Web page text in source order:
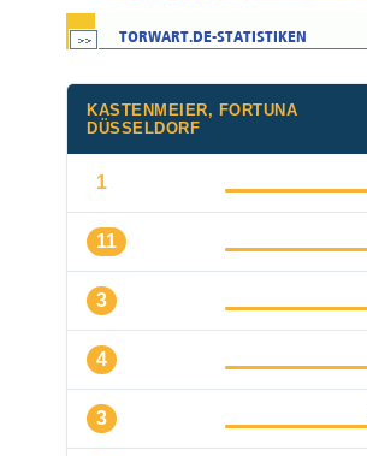
KASTENMEIER, FORTUNA
DÜSSELDORF
1
11
3
4
3